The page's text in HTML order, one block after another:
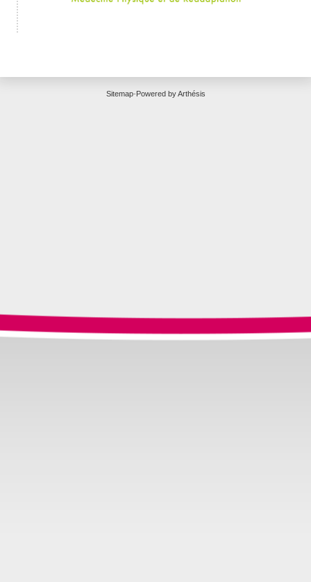
Sitemap- Powered by Arthésis